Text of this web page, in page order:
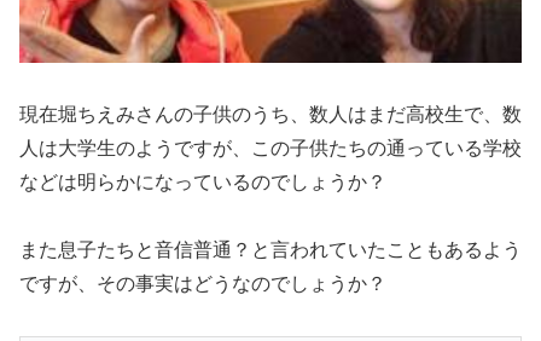
現在堀ちえみさんの子供のうち、数人はまだ高校生で、数
人は大学生のようですが、この子供たちの通っている学校
などは明らかになっているのでしょうか？
また息子たちと音信普通？と言われていたこともあるよう
ですが、その事実はどうなのでしょうか？